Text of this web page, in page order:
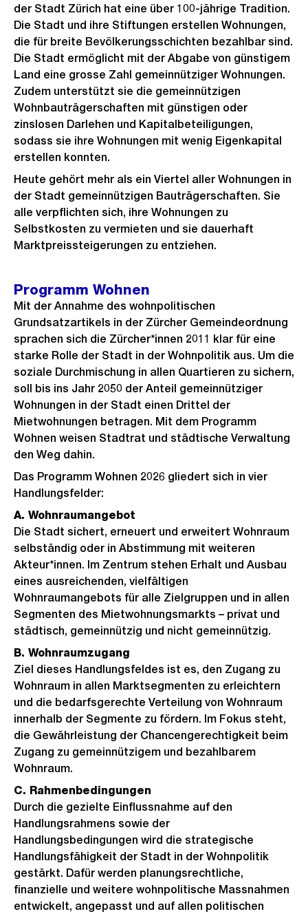
der Stadt Zürich hat eine über 100-jährige Tradition.
Die Stadt und ihre Stiftungen erstellen Wohnungen,
die für breite Bevölkerungsschichten bezahlbar sind.
Die Stadt ermöglicht mit der Abgabe von günstigem
Land eine grosse Zahl gemeinnütziger Wohnungen.
Zudem unterstützt sie die gemeinnützigen
Wohnbauträgerschaften mit günstigen oder
zinslosen Darlehen und Kapitalbeteiligungen,
sodass sie ihre Wohnungen mit wenig Eigenkapital
erstellen konnten.
Heute gehört mehr als ein Viertel aller Wohnungen in
der Stadt gemeinnützigen Bauträgerschaften. Sie
alle verpflichten sich, ihre Wohnungen zu
Selbstkosten zu vermieten und sie dauerhaft
Marktpreissteigerungen zu entziehen.
Programm Wohnen
Mit der Annahme des wohnpolitischen
Grundsatzartikels in der Zürcher Gemeindeordnung
sprachen sich die Zürcher*innen 2011 klar für eine
starke Rolle der Stadt in der Wohnpolitik aus. Um die
soziale Durchmischung in allen Quartieren zu sichern,
soll bis ins Jahr 2050 der Anteil gemeinnütziger
Wohnungen in der Stadt einen Drittel der
Mietwohnungen betragen. Mit dem Programm
Wohnen weisen Stadtrat und städtische Verwaltung
den Weg dahin.
Das Programm Wohnen 2026 gliedert sich in vier
Handlungsfelder:
A. Wohnraumangebot
Die Stadt sichert, erneuert und erweitert Wohnraum
selbständig oder in Abstimmung mit weiteren
Akteur*innen. Im Zentrum stehen Erhalt und Ausbau
eines ausreichenden, vielfältigen
Wohnraumangebots für alle Zielgruppen und in allen
Segmenten des Mietwohnungsmarkts – privat und
städtisch, gemeinnützig und nicht gemeinnützig.
B. Wohnraumzugang
Ziel dieses Handlungsfeldes ist es, den Zugang zu
Wohnraum in allen Marktsegmenten zu erleichtern
und die bedarfsgerechte Verteilung von Wohnraum
innerhalb der Segmente zu fördern. Im Fokus steht,
die Gewährleistung der Chancengerechtigkeit beim
Zugang zu gemeinnützigem und bezahlbarem
Wohnraum.
C. Rahmenbedingungen
Durch die gezielte Einflussnahme auf den
Handlungsrahmens sowie der
Handlungsbedingungen wird die strategische
Handlungsfähigkeit der Stadt in der Wohnpolitik
gestärkt. Dafür werden planungsrechtliche,
finanzielle und weitere wohnpolitische Massnahmen
entwickelt, angepasst und auf allen politischen